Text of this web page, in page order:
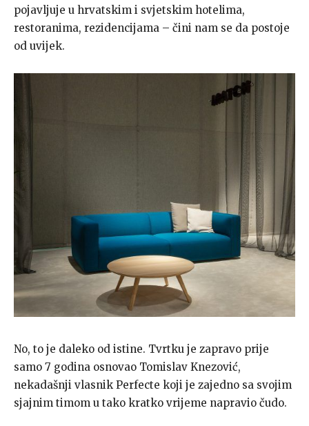
pojavljuje u hrvatskim i svjetskim hotelima,
restoranima, rezidencijama – čini nam se da postoje
od uvijek.
No, to je daleko od istine. Tvrtku je zapravo prije
samo 7 godina osnovao Tomislav Knezović,
nekadašnji vlasnik Perfecte koji je zajedno sa svojim
sjajnim timom u tako kratko vrijeme napravio čudo.